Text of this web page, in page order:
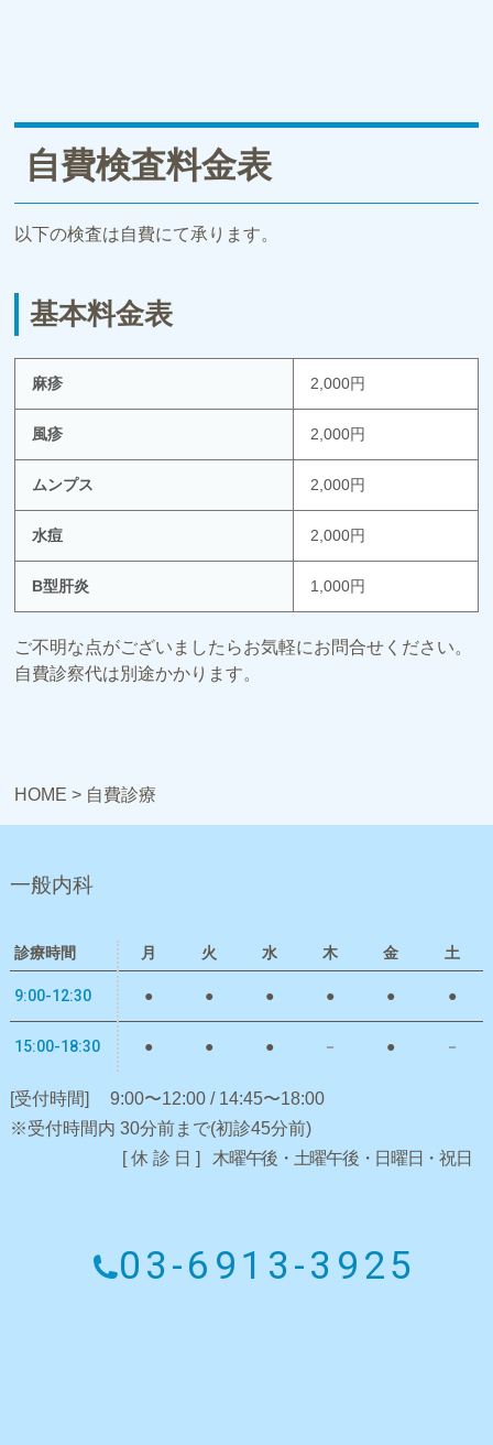
自費検査料金表
以下の検査は自費にて承ります。
基本料金表
麻疹 2,000円
風疹 2,000円
ムンプス 2,000円
水痘 2,000円
B型肝炎 1,000円
ご不明な点がございましたらお気軽にお問合せください。
自費診察代は別途かかります。
HOME > 自費診療
一般内科
診療時間 月 火 水 木 金 土
9:00-12:30 ● ● ● ● ● ●
15:00-18:30 ● ● ● － ● －
[受付時間]
9:00〜12:00 / 14:45〜18:00
※受付時間内 30分前まで(初診45分前)
[休診日]
木曜午後・土曜午後・日曜日・祝日
03-6913-3925